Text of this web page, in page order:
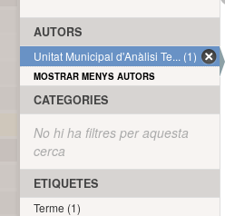
AUTORS
Unitat Municipal d'Anàlisi Te... (1)
MOSTRAR MENYS AUTORS
CATEGORIES
No hi ha filtres per aquesta
cerca
ETIQUETES
Terme (1)